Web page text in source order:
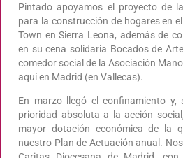
Pintado apoyamos el proyecto de
para la construcción de hogares en
Town en Sierra Leona, además de
en su cena solidaria Bocados de
comedor social de la Asociación
aquí en Madrid (en Vallecas).
En marzo llegó el confinamiento
prioridad absoluta a la acción
mayor dotación económica de la
nuestro Plan de Actuación anual.